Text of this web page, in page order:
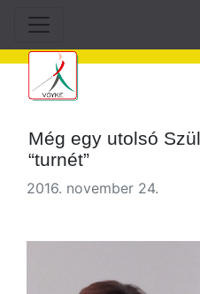
Még egy utolsó
“turnét”
2016. november 24.